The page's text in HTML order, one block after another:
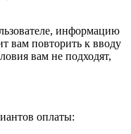
информацию
вам повторить к вводу
вам не подходят,
оплаты: